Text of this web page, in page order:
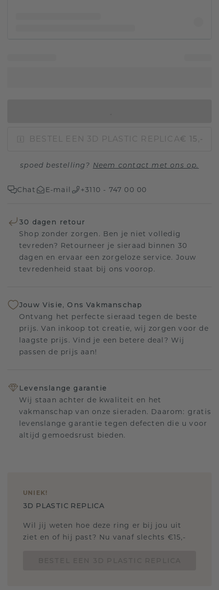
BESTEL EEN 3D PLASTIC REPLICA€ 15,-
spoed bestelling? Neem contact met ons op.
Chat E-mail +3110 - 747 00 00
30 dagen retour
Shop zonder zorgen. Ben je niet volledig
tevreden? Retourneer je sieraad binnen 30
dagen en ervaar een zorgeloze service. Jouw
tevredenheid staat bij ons voorop.
Jouw Visie, Ons Vakmanschap
Ontvang het perfecte sieraad tegen de beste
prijs. Van inkoop tot creatie, wij zorgen voor de
laagste prijs. Vind je een betere deal? Wij
passen de prijs aan!
Levenslange garantie
Wij staan achter de kwaliteit en het
vakmanschap van onze sieraden. Daarom: gratis
levenslange garantie tegen defecten die u voor
altijd gemoedsrust bieden.
UNIEK!
3D PLASTIC REPLICA
Wil jij weten hoe deze ring er bij jou uit
ziet en of hij past? Nu vanaf slechts €15,-